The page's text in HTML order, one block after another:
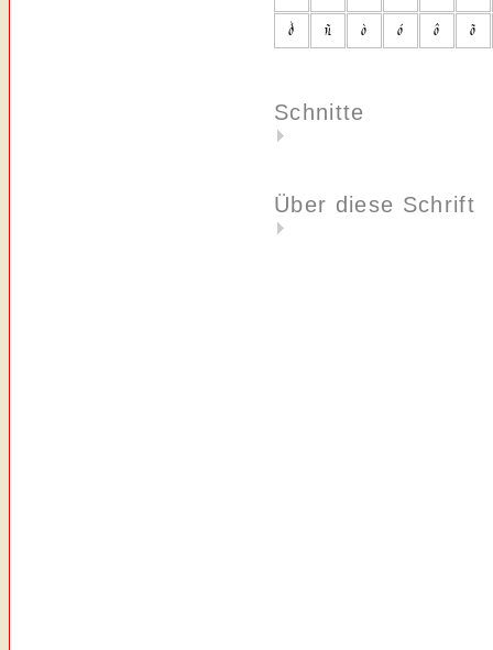
Schnitte
Über diese Schrift